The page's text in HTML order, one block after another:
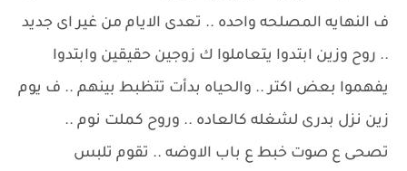
ف النهايه المصلحه واحده .. تعدى الايام من غير اى جديد
.. روح وزين ابتدوا يتعاملوا ك زوجين حقيقين وابتدوا
يفهموا بعض اكتر .. والحياه بدأت تتظبط بينهم .. ف يوم
زين نزل بدرى لشغله كالعاده .. وروح كملت نوم ..
تصحى ع صوت خبط ع باب الاوضه .. تقوم تلبس